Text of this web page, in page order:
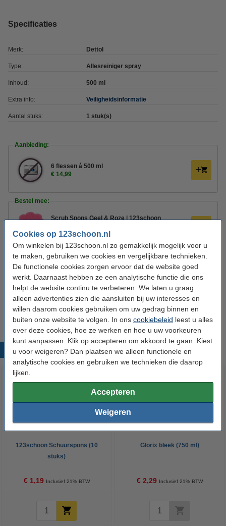
Cookies op 123schoon.nl
Om winkelen bij 123schoon.nl zo gemakkelijk mogelijk voor u
te maken, gebruiken we cookies en vergelijkbare technieken.
De functionele cookies zorgen ervoor dat de website goed
werkt. Daarnaast hebben ze een analytische functie die ons
helpt de website continu te verbeteren. We laten u graag
alleen advertenties zien die aansluiten bij uw interesses en
willen daarom cookies gebruiken om uw gedrag binnen en
buiten onze website te volgen. In ons cookiebeleid leest u alles
over deze cookies, hoe ze werken en hoe u uw voorkeuren
kunt aanpassen. Klik op accepteren om akkoord te gaan. Kiest
u voor weigeren? Dan plaatsen we alleen functionele en
analytische cookies en gebruiken we technieken die daarop
lijken.
Accepteren
Weigeren
Specificaties
Merk: Dettol
Type: Allesreiniger spray
Inhoud: 500 ml
Extra info: Veiligheidsinformatie
Aantal stuks: 1 stuk(s)
Aanbieding:
6 flessen á 500 ml
€ 14,99
Bestel mee:
Scrub Spons Geel & Roze | 123schoon
€ 2,49
123schoon Schuurspons (10 stuks)
€ 1,19
Spons 14,5 x 9 x 4 cm 3 stuks (123schoon
huismerk)
€ 1,69
Populaire producten
123schoon Schuurspons (10
stuks)
€ 1,19 Inclusief 21% BTW
Glorix bleek (750 ml)
€ 2,29 Inclusief 21% BTW